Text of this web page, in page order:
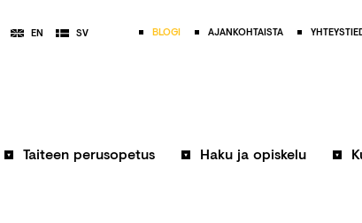
EN SV BLOGI AJANKOHTAISTA
Taiteen perusopetus Haku ja opiskelu